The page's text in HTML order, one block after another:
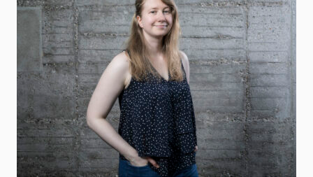
Personenverzeichnis
Fachbereichskalender
Downloads
Kontakt